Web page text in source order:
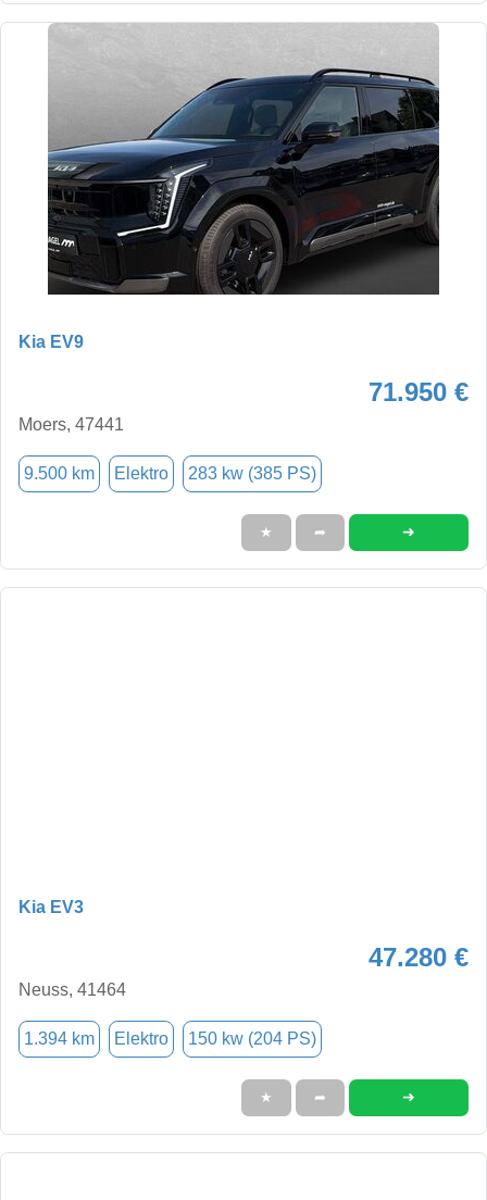
Kia EV9
71.950 €
Moers, 47441
9.500 km Elektro 283 kw (385 PS)
★ ➦ ➜
Kia EV3
47.280 €
Neuss, 41464
1.394 km Elektro 150 kw (204 PS)
★ ➦ ➜